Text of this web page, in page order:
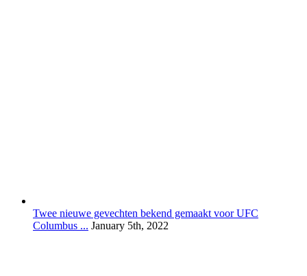
Twee nieuwe gevechten bekend gemaakt voor UFC
Columbus ... January 5th, 2022